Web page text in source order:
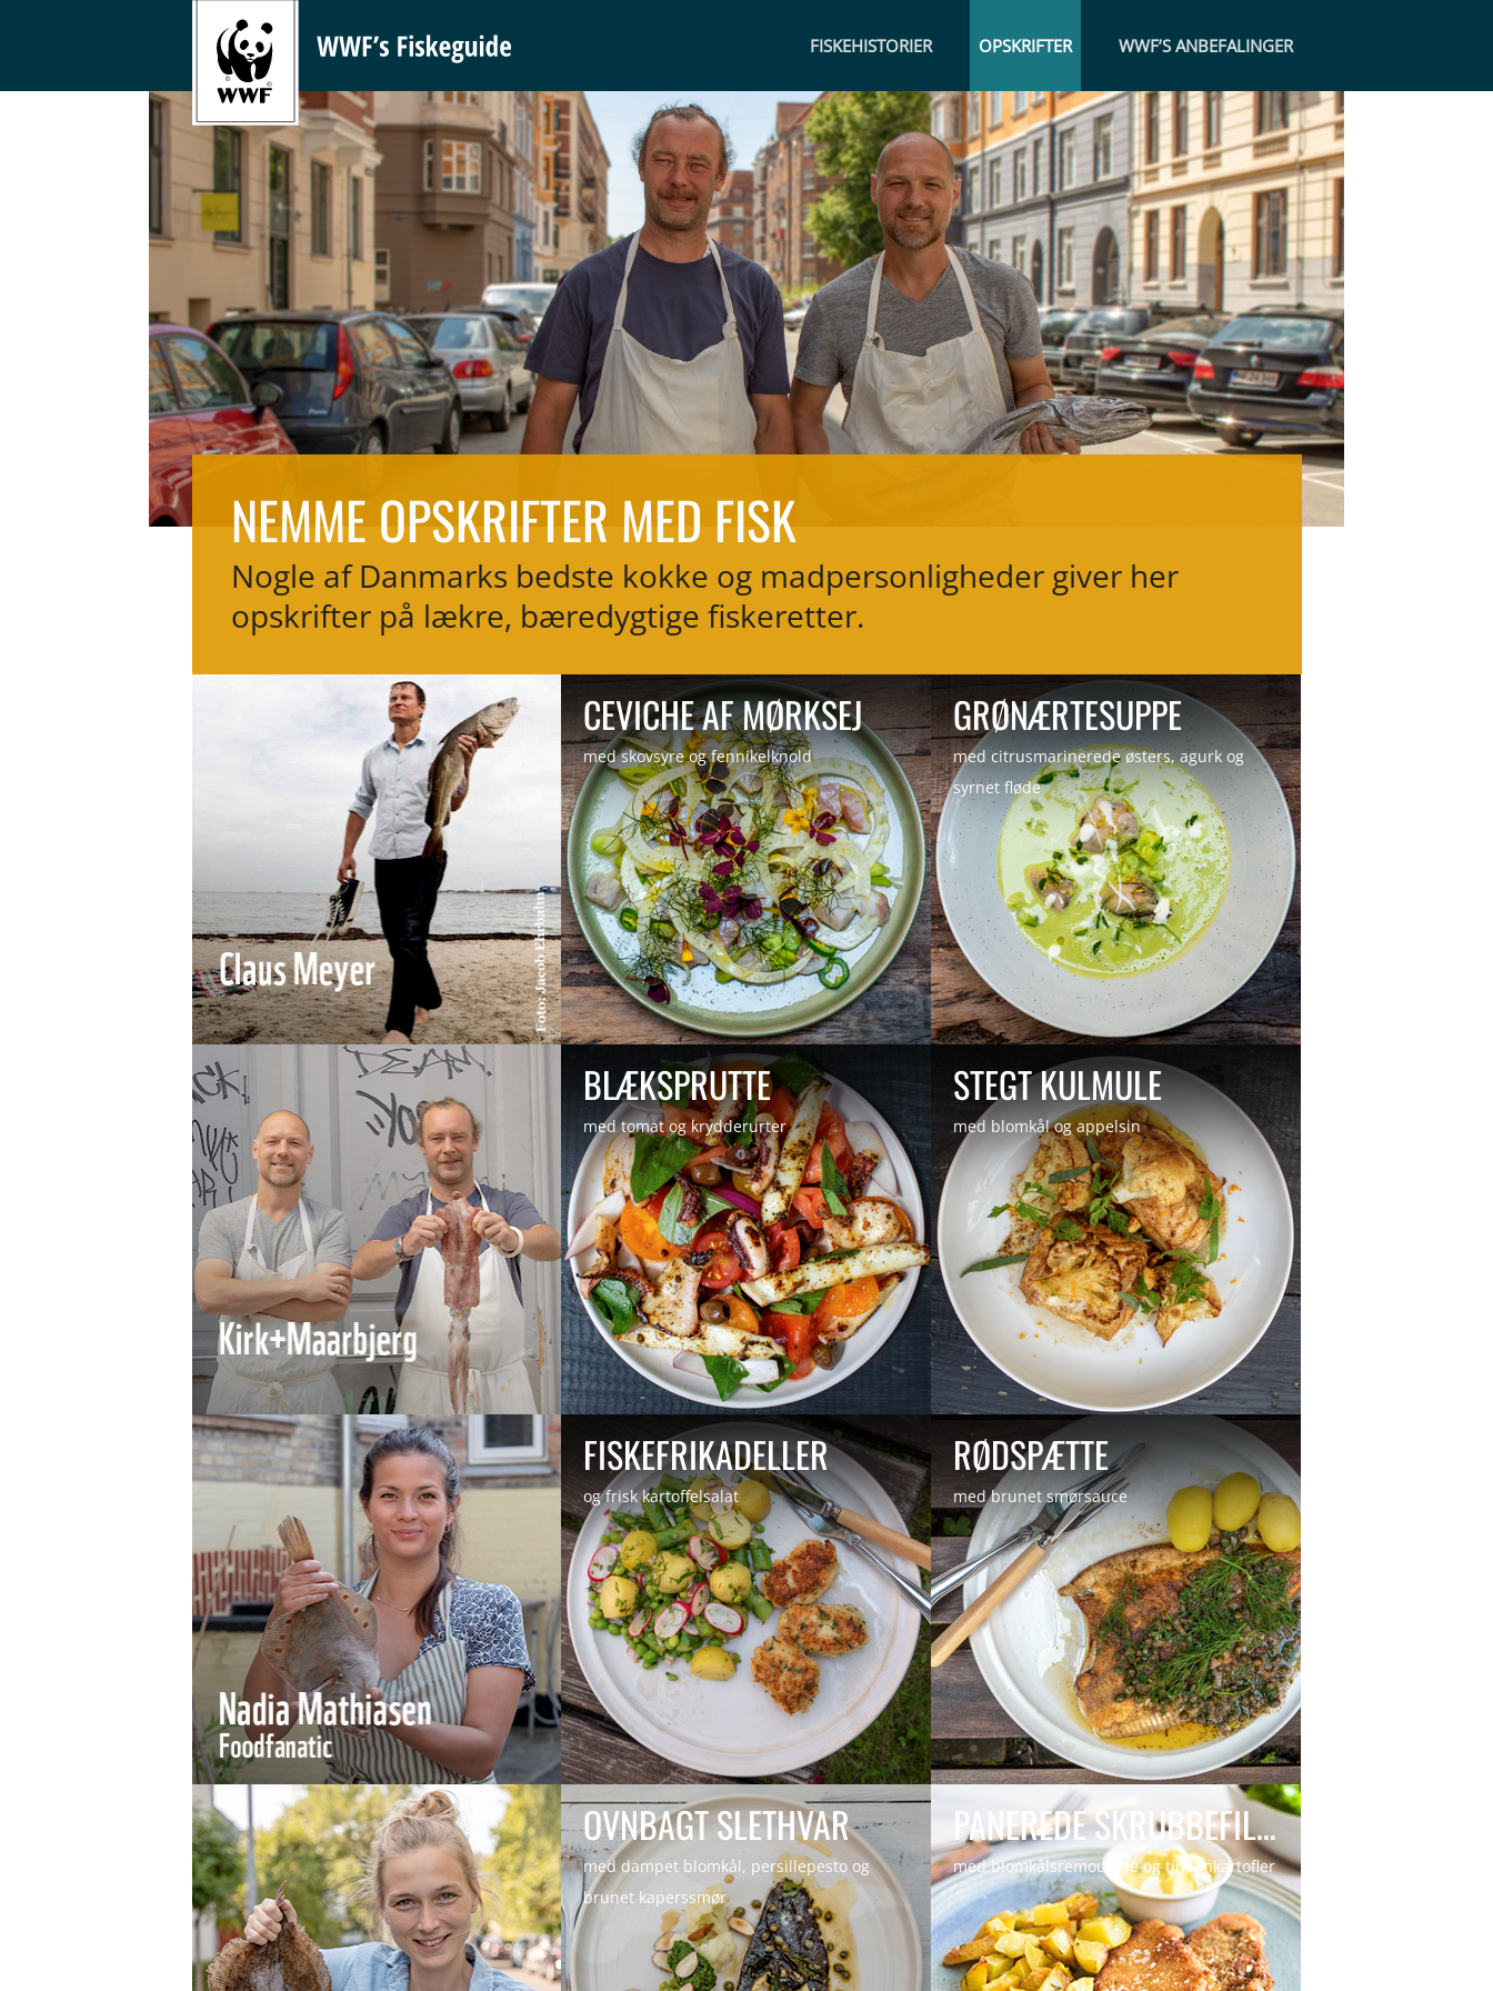
FISKEHISTORIER OPSKRIFTER WWF’S ANBEFALINGER
NEMME OPSKRIFTER MED FISK
Nogle af Danmarks bedste kokke og madpersonligheder giver her
opskrifter på lækre, bæredygtige fiskeretter.
CEVICHE AF MØRKSEJ
Nicolai Sorner|Aug 9, 2019|re_mørksej
recipes
med skovsyre og fennikelknold
GRØNÆRTESUPPE
med citrusmarinerede østers, agurk og
syrnet fløde
BLÆKSPRUTTE
Jonas Harild |Jul 8, 2019|re_blaeksprutte
recipes
med tomat og krydderurter
STEGT KULMULE
med blomkål og appelsin
FISKEFRIKADELLER
|Jul 8, 2019|re_fiskefrikadeller
recipes
og frisk kartoffelsalat
RØDSPÆTTE
med brunet smørsauce
OVNBAGT SLETHVAR
byJonas Harild| Nov 2, 2020| re_slethvar,
recipes
med dampet blomkål, persillepesto og
brunet kaperssmør
PANEREDE SKRUBBEFILETER
med blomkålsremoualde og timiankartofler